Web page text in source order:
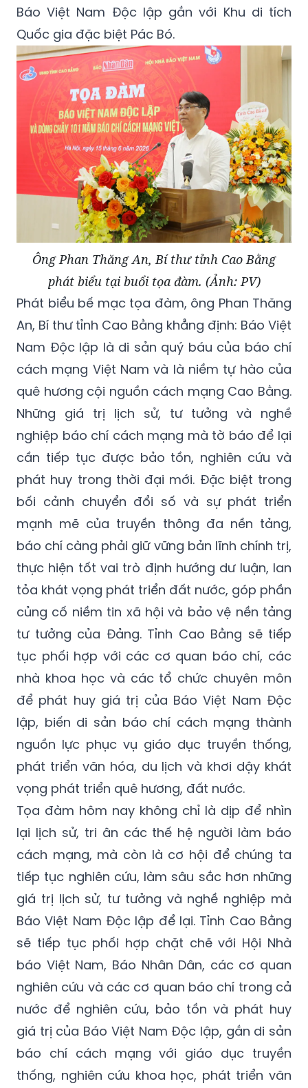
Báo Việt Nam Độc lập gắn với Khu di tích
Quốc gia đặc biệt Pác Bó.
Ông Phan Thăng An, Bí thư tỉnh Cao Bằng
phát biểu tại buổi tọa đàm. (Ảnh: PV)
Phát biểu bế mạc tọa đàm, ông Phan Thăng
An, Bí thư tỉnh Cao Bằng khẳng định: Báo Việt
Nam Độc lập là di sản quý báu của báo chí
cách mạng Việt Nam và là niềm tự hào của
quê hương cội nguồn cách mạng Cao Bằng.
Những giá trị lịch sử, tư tưởng và nghề
nghiệp báo chí cách mạng mà tờ báo để lại
cần tiếp tục được bảo tồn, nghiên cứu và
phát huy trong thời đại mới. Đặc biệt trong
bối cảnh chuyển đổi số và sự phát triển
mạnh mẽ của truyền thông đa nền tảng,
báo chí càng phải giữ vững bản lĩnh chính trị,
thực hiện tốt vai trò định hướng dư luận, lan
tỏa khát vọng phát triển đất nước, góp phần
củng cố niềm tin xã hội và bảo vệ nền tảng
tư tưởng của Đảng. Tỉnh Cao Bằng sẽ tiếp
tục phối hợp với các cơ quan báo chí, các
nhà khoa học và các tổ chức chuyên môn
để phát huy giá trị của Báo Việt Nam Độc
lập, biến di sản báo chí cách mạng thành
nguồn lực phục vụ giáo dục truyền thống,
phát triển văn hóa, du lịch và khơi dậy khát
vọng phát triển quê hương, đất nước.
Tọa đàm hôm nay không chỉ là dịp để nhìn
lại lịch sử, tri ân các thế hệ người làm báo
cách mạng, mà còn là cơ hội để chúng ta
tiếp tục nghiên cứu, làm sâu sắc hơn những
giá trị lịch sử, tư tưởng và nghề nghiệp mà
Báo Việt Nam Độc lập để lại. Tỉnh Cao Bằng
sẽ tiếp tục phối hợp chặt chẽ với Hội Nhà
báo Việt Nam, Báo Nhân Dân, các cơ quan
nghiên cứu và các cơ quan báo chí trong cả
nước để nghiên cứu, bảo tồn và phát huy
giá trị của Báo Việt Nam Độc lập, gắn di sản
báo chí cách mạng với giáo dục truyền
thống, nghiên cứu khoa học, phát triển văn